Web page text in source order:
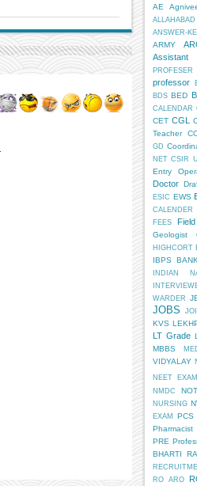
AE
ALLAHABAD
ANSWER-
ARMY
Assistant
PROFESER
professor
BDS BED
CALENDAR
CET CGL
Teacher
GD
NET CSIR
Entry
Doctor
ESIC EWS
CALENDER
FEES
Geologist
HIGHCORT
IBPS BANK
INDIAN
WARDER
JOBS
KVS
LT Grade
MBBS
VIDYALAY
NEET EXAM
NMDC
NURSING
EXAM
PCS
Pharmacist
PRE
BHARTI
RO ARO